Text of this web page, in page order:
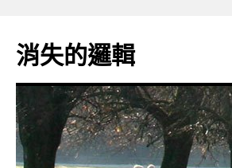
主
要
消失的邏輯